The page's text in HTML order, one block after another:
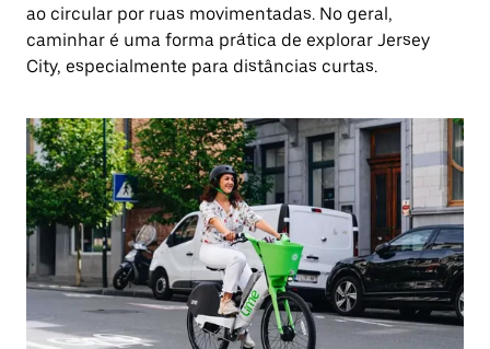
ao circular por ruas movimentadas. No geral,
caminhar é uma forma prática de explorar Jersey
City, especialmente para distâncias curtas.